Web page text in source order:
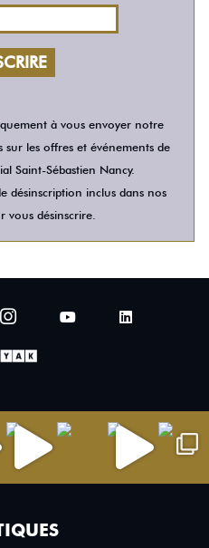
à vous envoyer notre
les offres et événements de
Saint-Sébastien Nancy.
désinscription inclus dans nos
vous désinscrire.